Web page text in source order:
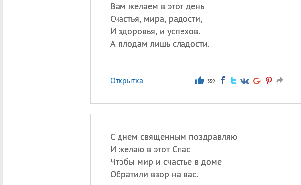
Вам желаем в этот день
Счастья, мира, радости,
И здоровья, и успехов.
А плодам лишь сладости.
Открытка 359
С днем священным поздравляю
И желаю в этот Спас
Чтобы мир и счастье в доме
Обратили взор на вас.